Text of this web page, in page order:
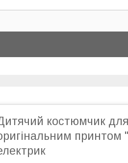
костюмчик
принтом